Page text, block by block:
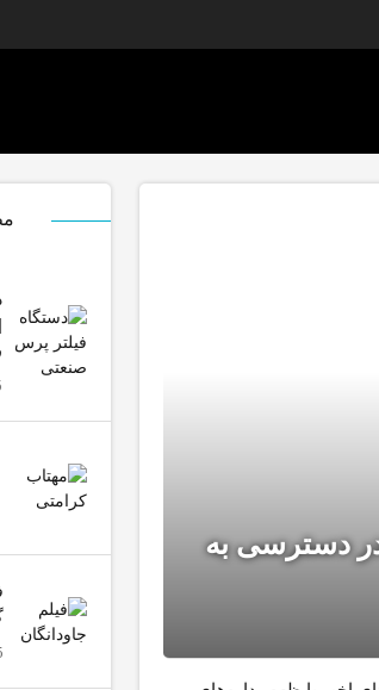
در دسترسی به
5
5